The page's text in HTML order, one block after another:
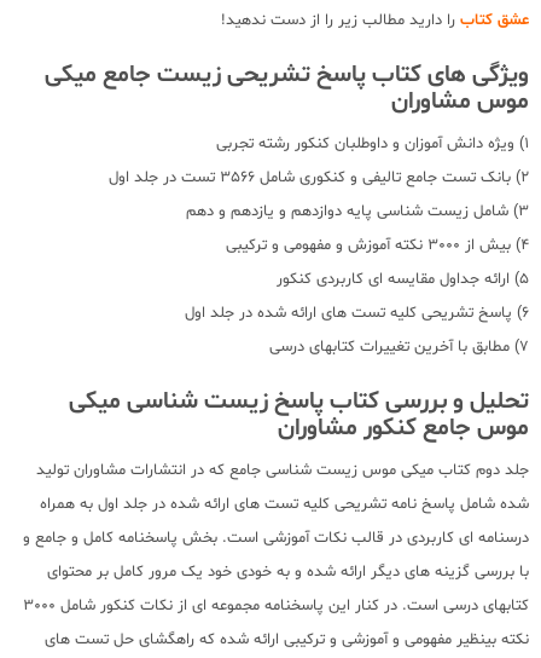
عشق کتاب را دارید مطالب زیر را از دست ندهید!
ویژگی های کتاب پاسخ تشریحی زیست جامع میکی
موس مشاوران
1) ویژه دانش آموزان و داوطلبان کنکور رشته تجربی
2) بانک تست جامع تالیفی و کنکوری شامل 3566 تست در جلد اول
3) شامل زیست شناسی پایه دوازدهم و یازدهم و دهم
4) بیش از 3000 نکته آموزش و مفهومی و ترکیبی
5) ارائه جداول مقایسه ای کاربردی کنکور
6) پاسخ تشریحی کلیه تست های ارائه شده در جلد اول
7) مطابق با آخرین تغییرات کتابهای درسی
تحلیل و بررسی کتاب پاسخ زیست شناسی میکی
موس جامع کنکور مشاوران
جلد دوم کتاب میکی موس زیست شناسی جامع که در انتشارات مشاوران تولید
شده شامل پاسخ نامه تشریحی کلیه تست های ارائه شده در جلد اول به همراه
درسنامه ای کاربردی در قالب نکات آموزشی است. بخش پاسخنامه کامل و جامع و
با بررسی گزینه های دیگر ارائه شده و به خودی خود یک مرور کامل بر محتوای
کتابهای درسی است. در کنار این پاسخنامه مجموعه ای از نکات کنکور شامل 3000
نکته بینظیر مفهومی و آموزشی و ترکیبی ارائه شده که راهگشای حل تست های